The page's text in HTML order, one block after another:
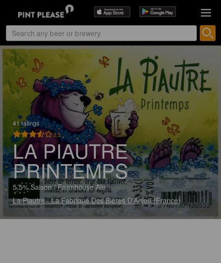
41 ratings
3.5
LA PIAUTRE
PRINTEMPS
5.5% Saison / Farmhouse Ale
La Piautre - La Fabrique Des Bières D'Anjou (France)